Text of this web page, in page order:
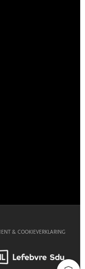
& COOKIEVERKLARING